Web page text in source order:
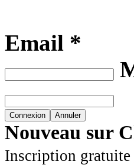
Email *
Nouveau sur
Inscription gratuite